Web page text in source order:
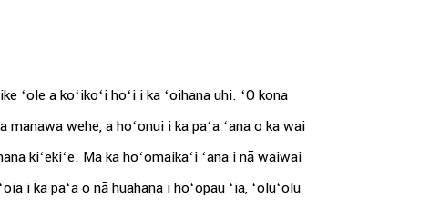
ʻole a koʻikoʻi hoʻi i ka ʻoihana uhi. ʻO kona
wehe, a hoʻonui i ka paʻa ʻana o ka wai
kiʻekiʻe. Ma ka hoʻomaikaʻi ʻana i nā waiwai
i ka paʻa o nā huahana i hoʻopau ʻia, ʻoluʻolu